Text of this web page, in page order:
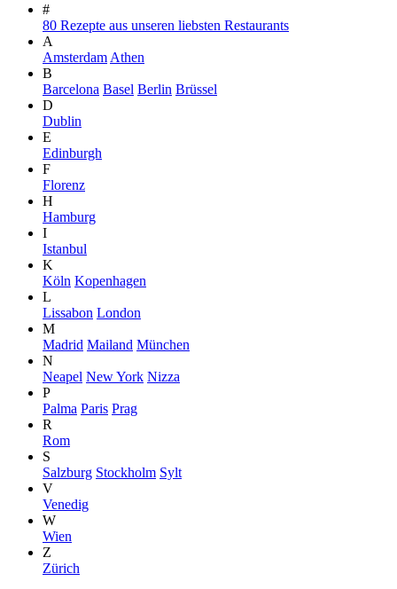
#
80 Rezepte aus unseren liebsten Restaurants
A
Amsterdam Athen
B
Barcelona Basel Berlin Brüssel
D
Dublin
E
Edinburgh
F
Florenz
H
Hamburg
I
Istanbul
K
Köln Kopenhagen
L
Lissabon London
M
Madrid Mailand München
N
Neapel New York Nizza
P
Palma Paris Prag
R
Rom
S
Salzburg Stockholm Sylt
V
Venedig
W
Wien
Z
Zürich